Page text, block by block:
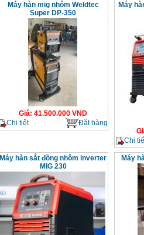
Máy hàn mig nhôm Weldtec
Super DP-350
Giá: 41.500.000 VND
Chi tiết
Đặt hàng
Máy
Chi
Máy hàn sắt đồng nhôm inverter
MIG 230
Máy